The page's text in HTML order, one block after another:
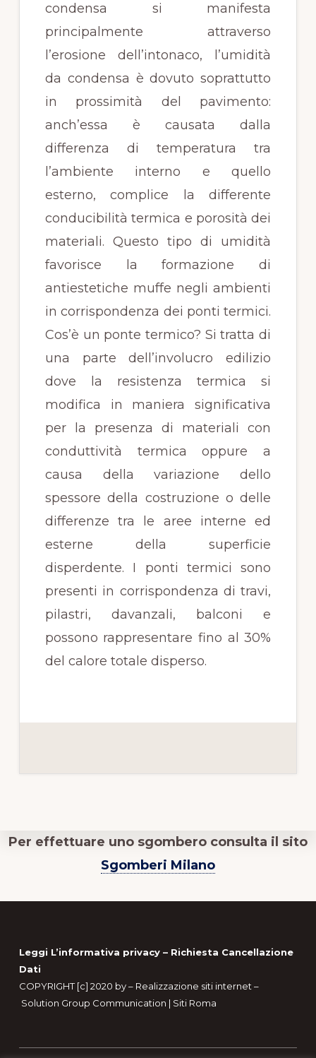
condensa si manifesta
principalmente attraverso
l’erosione dell’intonaco, l’umidità
da condensa è dovuto soprattutto
in prossimità del pavimento:
anch’essa è causata dalla
differenza di temperatura tra
l’ambiente interno e quello
esterno, complice la differente
conducibilità termica e porosità dei
materiali. Questo tipo di umidità
favorisce la formazione di
antiestetiche muffe negli ambienti
in corrispondenza dei ponti termici.
Cos’è un ponte termico? Si tratta di
una parte dell’involucro edilizio
dove la resistenza termica si
modifica in maniera significativa
per la presenza di materiali con
conduttività termica oppure a
causa della variazione dello
spessore della costruzione o delle
differenze tra le aree interne ed
esterne della superficie
disperdente. I ponti termici sono
presenti in corrispondenza di travi,
pilastri, davanzali, balconi e
possono rappresentare fino al 30%
del calore totale disperso.
Per effettuare uno sgombero consulta il sito
Sgomberi Milano
Footer
Leggi L’informativa privacy – Richiesta Cancellazione
Dati
COPYRIGHT [c] 2020 by – Realizzazione siti internet –
Solution Group Communication | Siti Roma